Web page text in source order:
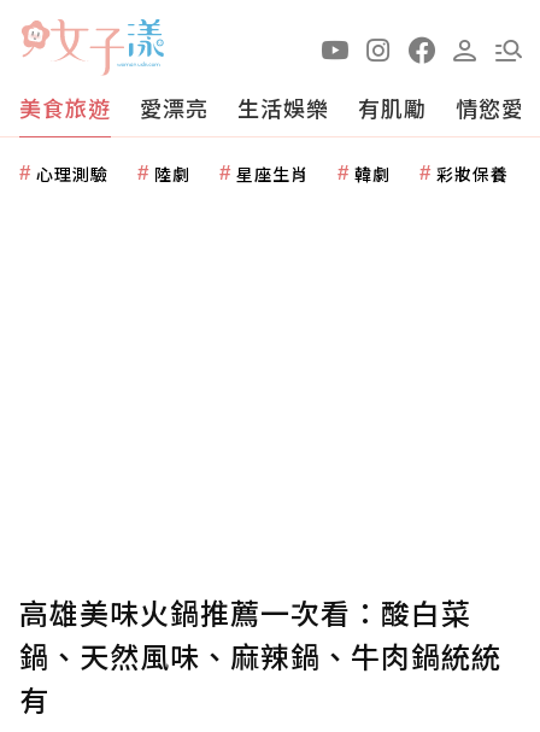
美食旅遊 愛漂亮 生活娛樂 有肌勵 情慾愛
心理測驗 陸劇 星座生肖 韓劇 彩妝保養
高雄美味火鍋推薦一次看：酸白菜
鍋、天然風味、麻辣鍋、牛肉鍋統統
有